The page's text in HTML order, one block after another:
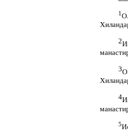
1
2
3
4
5